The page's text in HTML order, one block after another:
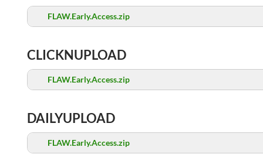
FLAW.Early.Access.zip
CLICKNUPLOAD
FLAW.Early.Access.zip
DAILYUPLOAD
FLAW.Early.Access.zip